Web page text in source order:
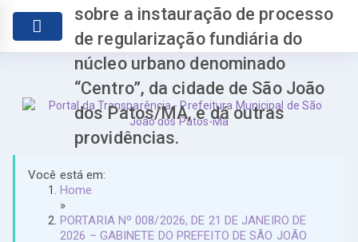
sobre a instauração de processo
de regularização fundiária do
núcleo urbano denominado
“Centro”, da cidade de São João
dos Patos/MA, e dá outras
providências.
Você está em:
Home
»
PORTARIA Nº 008/2026, DE 21 DE JANEIRO DE
2026 – GABINETE DO PREFEITO DE SÃO JOÃO